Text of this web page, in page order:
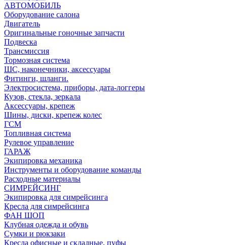
АВТОМОБИЛЬ
Оборудование салона
Двигатель
Оригинальные гоночные запчасти
Подвеска
Трансмиссия
Тормозная система
ШС, наконечники, аксессуары
Фитинги, шланги.
Электросистема, приборы, дата-логгеры
Кузов, стекла, зеркала
Аксессуары, крепеж
Шины, диски, крепеж колес
ГСМ
Топливная система
Рулевое управление
ГАРАЖ
Экипировка механика
Инструменты и оборудование команды
Расходные материалы
СИМРЕЙСИНГ
Экипировка для симрейсинга
Кресла для симрейсинга
ФАН ШОП
Клубная одежда и обувь
Сумки и рюкзаки
Кресла офисные и складные, пуфы